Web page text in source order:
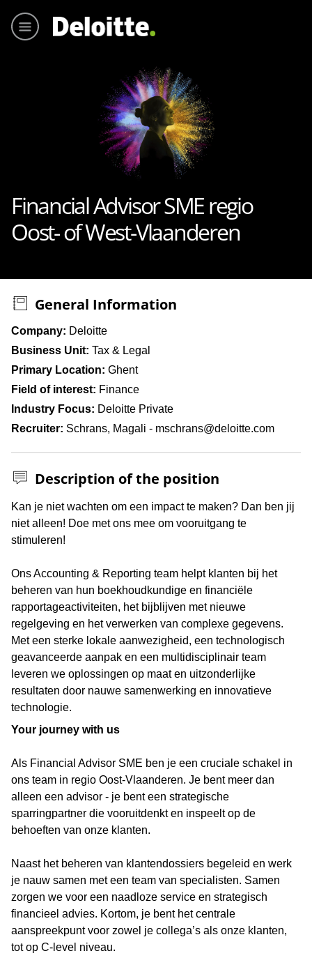
Financial Advisor SME regio
Oost- of West-Vlaanderen
General Information
Press space or enter keys to toggle section visibility
Company Deloitte
Business Unit Tax & Legal
Primary Location Ghent
Field of interest Finance
Industry Focus Deloitte Private
Recruiter Schrans, Magali - mschrans@deloitte.com
Description of the position
Press space or enter keys to toggle section visibility
Kan je niet wachten om een impact te maken? Dan ben jij
niet alleen! Doe met ons mee om vooruitgang te
stimuleren!
Ons Accounting & Reporting team helpt klanten bij het
beheren van hun boekhoudkundige en financiële
rapportageactiviteiten, het bijblijven met nieuwe
regelgeving en het verwerken van complexe gegevens.
Met een sterke lokale aanwezigheid, een technologisch
geavanceerde aanpak en een multidisciplinair team
leveren we oplossingen op maat en uitzonderlijke
resultaten door nauwe samenwerking en innovatieve
technologie.
Your journey with us
Als Financial Advisor SME ben je een cruciale schakel in
ons team in regio Oost-Vlaanderen. Je bent meer dan
alleen een advisor - je bent een strategische
sparringpartner die vooruitdenkt en inspeelt op de
behoeften van onze klanten.
Naast het beheren van klantendossiers begeleid en werk
je nauw samen met een team van specialisten. Samen
zorgen we voor een naadloze service en strategisch
financieel advies. Kortom, je bent het centrale
aanspreekpunt voor zowel je collega’s als onze klanten,
tot op C-level niveau.